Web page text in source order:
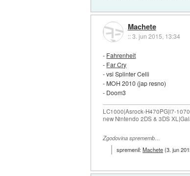
Machete
::3. jun 2015, 13:34
- Fahrenheit
- Far Cry
- vsi Splinter Celli
- MOH 2010 (jap resno)
- Doom3
LC1000|Asrock-H470PG|i7-
new Nintendo 2DS & 3DS
Zgodovina sprememb…
spremenil:Machete(3. jun